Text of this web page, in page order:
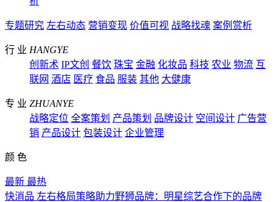
专题研究 左右动态 营销变现 价值可视 战略找魂 案例赏析
行 业 HANGYE
创新术 IP文创 餐饮 珠宝 金融 化妆品 科技 农业 物流 互
联网 酒店 医疗 食品 服装 其他 大健康
专 业 ZHUANYE
战略定位 全案策划 产品策划 品牌设计 空间设计 广告营
销 产品设计 包装设计 企业管理
颜 色
最新 最热
快消品 左右格局策略助力野狮品牌：明星综艺合作下的品牌